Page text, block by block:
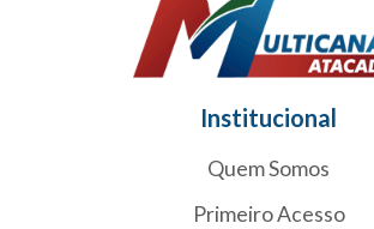
Institucional
Quem Somos
Primeiro Acesso